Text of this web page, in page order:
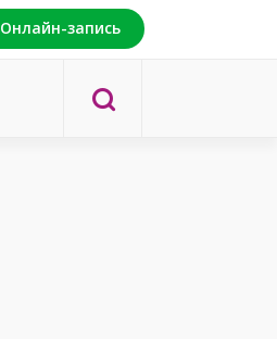
Онлайн-запись